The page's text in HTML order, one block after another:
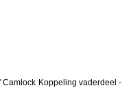
Camlock Koppeling vaderdeel -